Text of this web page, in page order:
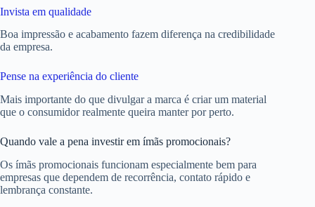
Invista em qualidade
Boa impressão e acabamento fazem diferença na credibilidade
da empresa.
Pense na experiência do cliente
Mais importante do que divulgar a marca é criar um material
que o consumidor realmente queira manter por perto.
Quando vale a pena investir em ímãs promocionais?
Os ímãs promocionais funcionam especialmente bem para
empresas que dependem de recorrência, contato rápido e
lembrança constante.